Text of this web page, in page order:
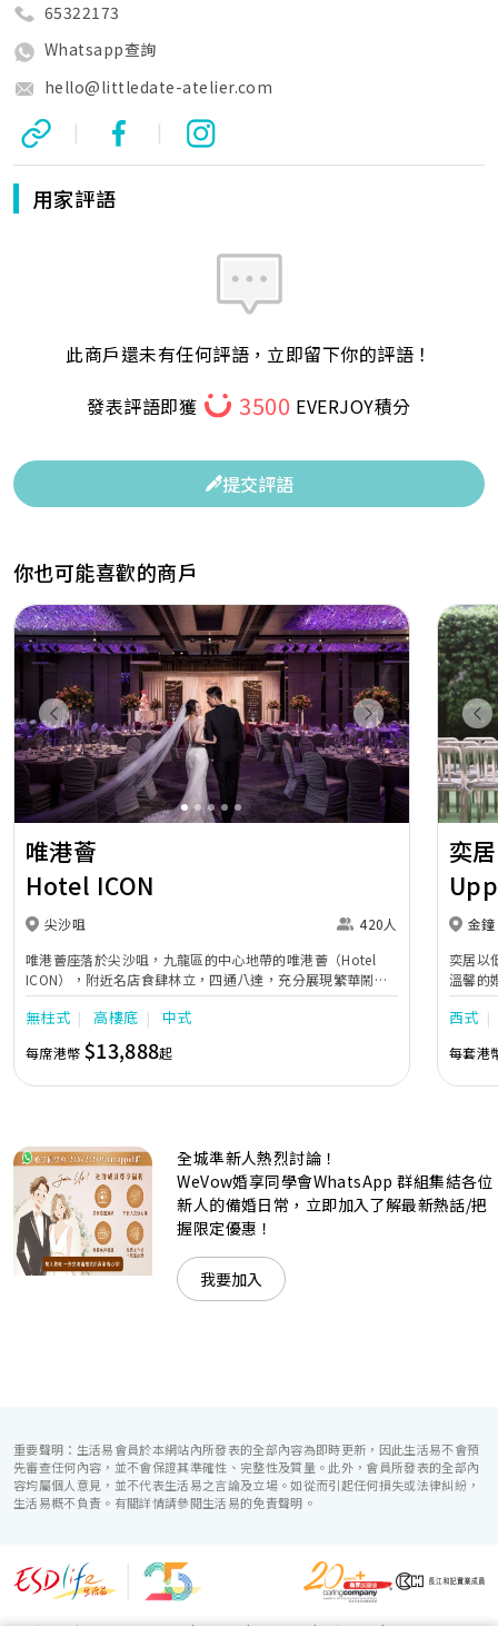
65322173
Whatsapp查詢
hello@littledate-atelier.com
| |
用家評語
此商戶還未有任何評語，立即留下你的評語！
發表評語即獲
3500 EVERJOY積分
提交評語
你也可能喜歡的商戶
Previous Next
唯港薈
Hotel ICON
尖沙咀
420人
唯港薈座落於尖沙咀，九龍區的中心地帶的唯港薈（Hotel
ICON），附近名店食肆林立，四通八達，充分展現繁華鬧巿
中的活力個性，成為一眾準新人舉辦婚宴的熱門之選。專業團
隊由策劃統籌至所有婚宴每個細節，唯港薈都力臻完美，保證
讓您留下獨特的醉人回憶。 擁有時尚高樓頂的Silverbox宴會
廳，配置了全套先進的視聽影音及燈光設備配套，並採用極富
現代時尚感的水晶玻璃燈，演繹出與別不同的經典神韻。不論
準新人的個性及預算﹔保證為您打造夢寐以求的特別日子，令
賓客永誌難忘！
無柱式 高樓底 中式
每席港幣 $13,888起
奕居
金鐘
奕居以
溫馨的
團隊會
西式
每套港
全城準新人熱烈討論！
WeVow婚享同學會WhatsApp 群組集結各位
新人的備婚日常，立即加入了解最新熱話/把
握限定優惠！
我要加入
重要聲明：生活易會員於本網站內所發表的全部內容為即時更新，因此生活易不會預
先審查任何內容，並不會保證其準確性、完整性及質量。此外，會員所發表的全部內
容均屬個人意見，並不代表生活易之言論及立場。如從而引起任何損失或法律糾紛，
生活易概不負責。有關詳情請參閱生活易的免責聲明。